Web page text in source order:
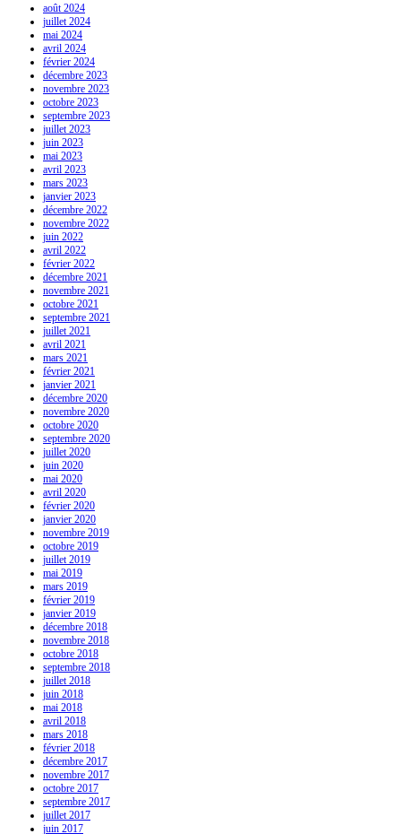
août 2024
juillet 2024
mai 2024
avril 2024
février 2024
décembre 2023
novembre 2023
octobre 2023
septembre 2023
juillet 2023
juin 2023
mai 2023
avril 2023
mars 2023
janvier 2023
décembre 2022
novembre 2022
juin 2022
avril 2022
février 2022
décembre 2021
novembre 2021
octobre 2021
septembre 2021
juillet 2021
avril 2021
mars 2021
février 2021
janvier 2021
décembre 2020
novembre 2020
octobre 2020
septembre 2020
juillet 2020
juin 2020
mai 2020
avril 2020
février 2020
janvier 2020
novembre 2019
octobre 2019
juillet 2019
mai 2019
mars 2019
février 2019
janvier 2019
décembre 2018
novembre 2018
octobre 2018
septembre 2018
juillet 2018
juin 2018
mai 2018
avril 2018
mars 2018
février 2018
décembre 2017
novembre 2017
octobre 2017
septembre 2017
juillet 2017
juin 2017